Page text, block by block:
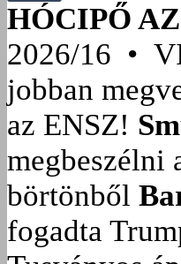
HÓCIPŐ
2026/16 •
jobban
az ENSZ!
börtönből
fogadta